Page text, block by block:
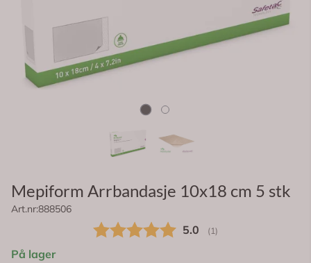
Mepiform Arrbandasje 10x18 cm 5 stk
Art.nr:888506
Gjennomsnittskarakter:
5.0 (stemmer:
1)
På lager